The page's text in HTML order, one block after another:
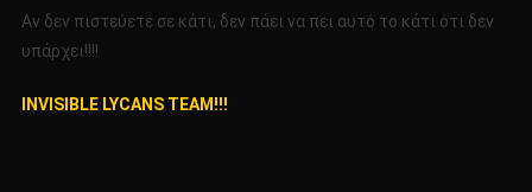
Αν δεν πιστεύετε σε κάτι, δεν πάει να πει αυτό το κάτι ότι δεν
υπάρχει!!!!
INVISIBLE LYCANS TEAM!!!